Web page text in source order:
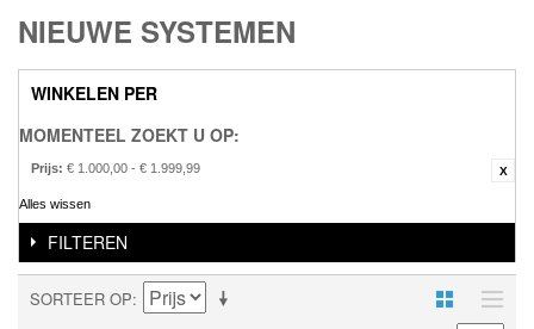
NIEUWE SYSTEMEN
WINKELEN PER
MOMENTEEL ZOEKT U OP:
Prijs: € 1.000,00 - € 1.999,99
Alles wissen
FILTEREN
SORTEER OP